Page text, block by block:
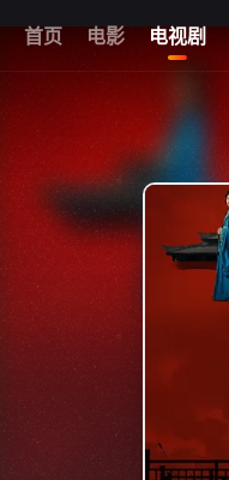
首页 电影 电视剧